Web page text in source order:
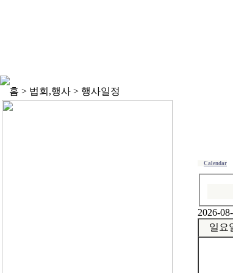
홈 > 법회,행사 > 행사일정
Calendar
2026-
일요